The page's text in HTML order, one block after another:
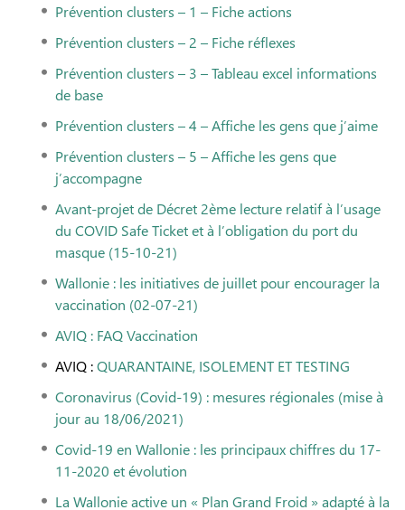
Prévention clusters – 1 – Fiche actions
Prévention clusters – 2 – Fiche réflexes
Prévention clusters – 3 – Tableau excel informations
de base
Prévention clusters – 4 – Affiche les gens que j’aime
Prévention clusters – 5 – Affiche les gens que
j’accompagne
Avant-projet de Décret 2ème lecture relatif à l’usage
du COVID Safe Ticket et à l’obligation du port du
masque (15-10-21)
Wallonie : les initiatives de juillet pour encourager la
vaccination (02-07-21)
AVIQ : FAQ Vaccination
AVIQ :QUARANTAINE, ISOLEMENT ET TESTING
Coronavirus (Covid-19) : mesures régionales (mise à
jour au 18/06/2021)
Covid-19 en Wallonie : les principaux chiffres du 17-
11-2020 et évolution
La Wallonie active un « Plan Grand Froid » adapté à la